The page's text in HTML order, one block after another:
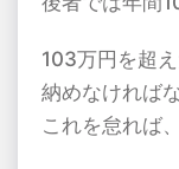
103万円を超
納めなければ
これを怠れば、